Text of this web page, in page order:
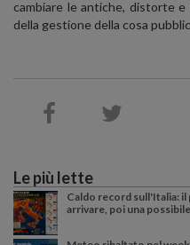
cambiare le antiche, distorte
della gestione della cosa
Le più lette
Caldo record sull'Italia: il
arrivare, poi una